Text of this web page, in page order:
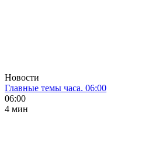
Новости
Главные темы часа. 06:00
06:00
4 мин